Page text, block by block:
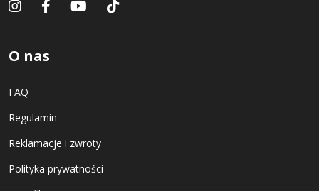
O nas
FAQ
Regulamin
Reklamacje i zwroty
Polityka prywatności